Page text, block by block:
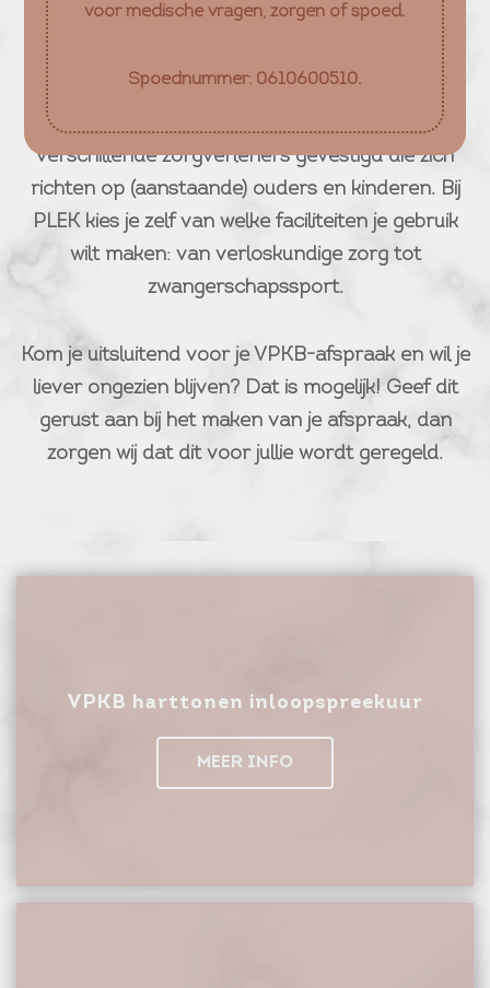
VPKB is gevestigd in het ouder&kind centrum
Binnen het ouder- & kindcentrum PLEK zijn
verschillende zorgverleners gevestigd die zich
richten op (aanstaande) ouders en kinderen. Bij
PLEK kies je zelf van welke faciliteiten je gebruik
wilt maken: van verloskundige zorg tot
zwangerschapssport.
Kom je uitsluitend voor je VPKB-afspraak en wil je
liever ongezien blijven? Dat is mogelijk! Geef dit
gerust aan bij het maken van je afspraak, dan
zorgen wij dat dit voor jullie wordt geregeld.
VPKB harttonen inloopspreekuur
MEER INFO
voor medische vragen, zorgen of spoed.
Spoednummer: 0610600510.